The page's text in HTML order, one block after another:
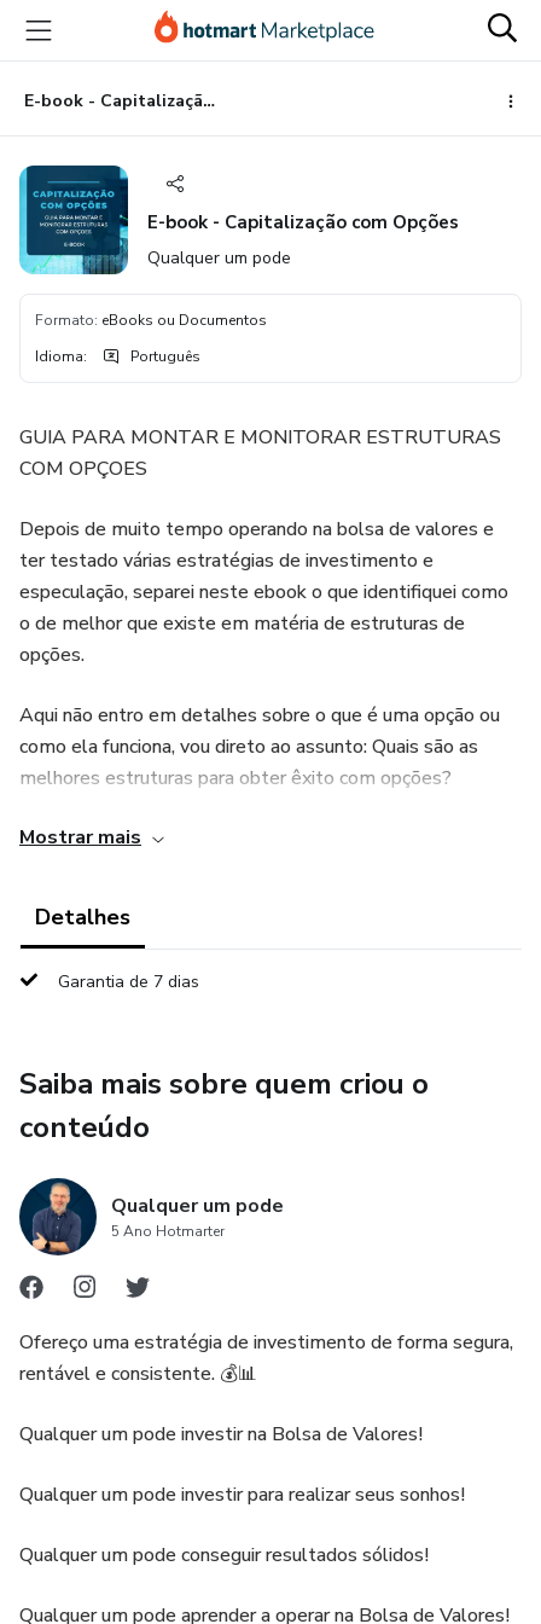
para
conteúdo
principal
para
pagamento
para
rodapé
E-book - Capitalização com Opções
E-book - Capitalização com Opções
Qualquer um pode
Formato: eBooks ou Documentos
Idioma: Português
GUIA PARA MONTAR E MONITORAR ESTRUTURAS
COM OPÇOES
Depois de muito tempo operando na bolsa de valores e
ter testado várias estratégias de investimento e
especulação, separei neste ebook o que identifiquei como
o de melhor que existe em matéria de estruturas de
opções.
Aqui não entro em detalhes sobre o que é uma opção ou
como ela funciona, vou direto ao assunto: Quais são as
melhores estruturas para obter êxito com opções?
Para mim, o que melhor funcionou nesses 15 anos de
e quais são as perspectivas para cada uma.
ou para quem tem pouco capital e quer operar de forma
alavancada com risco controlado, aqui você encontrará
perspectivas de resultados.
Aviso legal: Todas as estratégias e investimentos
envolvem risco de perda. Nenhuma informação contida
neste produto deve ser interpretada como uma garantia de
resultados.
Mostrar mais
Detalhes
Garantia de 7 dias
Saiba mais sobre quem criou o
conteúdo
Qualquer um pode
5 Ano Hotmarter
Ofereço uma estratégia de investimento de forma segura,
rentável e consistente. 💰📊
Qualquer um pode investir na Bolsa de Valores!
Qualquer um pode investir para realizar seus sonhos!
Qualquer um pode conseguir resultados sólidos!
Qualquer um pode aprender a operar na Bolsa de Valores!